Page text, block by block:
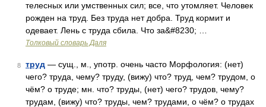
телесных или умственных сил; все, что утомляет. Человек
рожден на труд. Без труда нет добра. Труд кормит и
одевает. Лень с труда сбила. Что за&#8230; …
Толковый словарь Даля
8 труд — сущ., м., употр. очень часто Морфология: (нет)
чего? труда, чему? труду, (вижу) что? труд, чем? трудом, о
чём? о труде; мн. что? труды, (нет) чего? трудов, чему?
трудам, (вижу) что? труды, чем? трудами, о чём? о трудах